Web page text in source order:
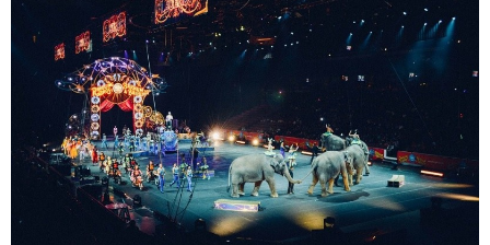
Bénévoles dans nos refuges
Matériel militant
Salarié(e) / Stagiaire